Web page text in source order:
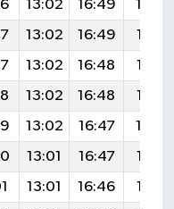
13:02 16:49
19:59
13:02 16:49
19:58
13:02 16:48
19:57
13:02 16:48
19:55
13:02 16:47
19:54
13:01 16:47
19:53
13:01 16:46
19:52